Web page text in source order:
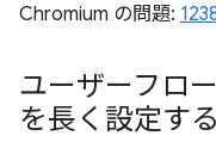
Chromium の問題:
ユーザーフロ
を長く設定する